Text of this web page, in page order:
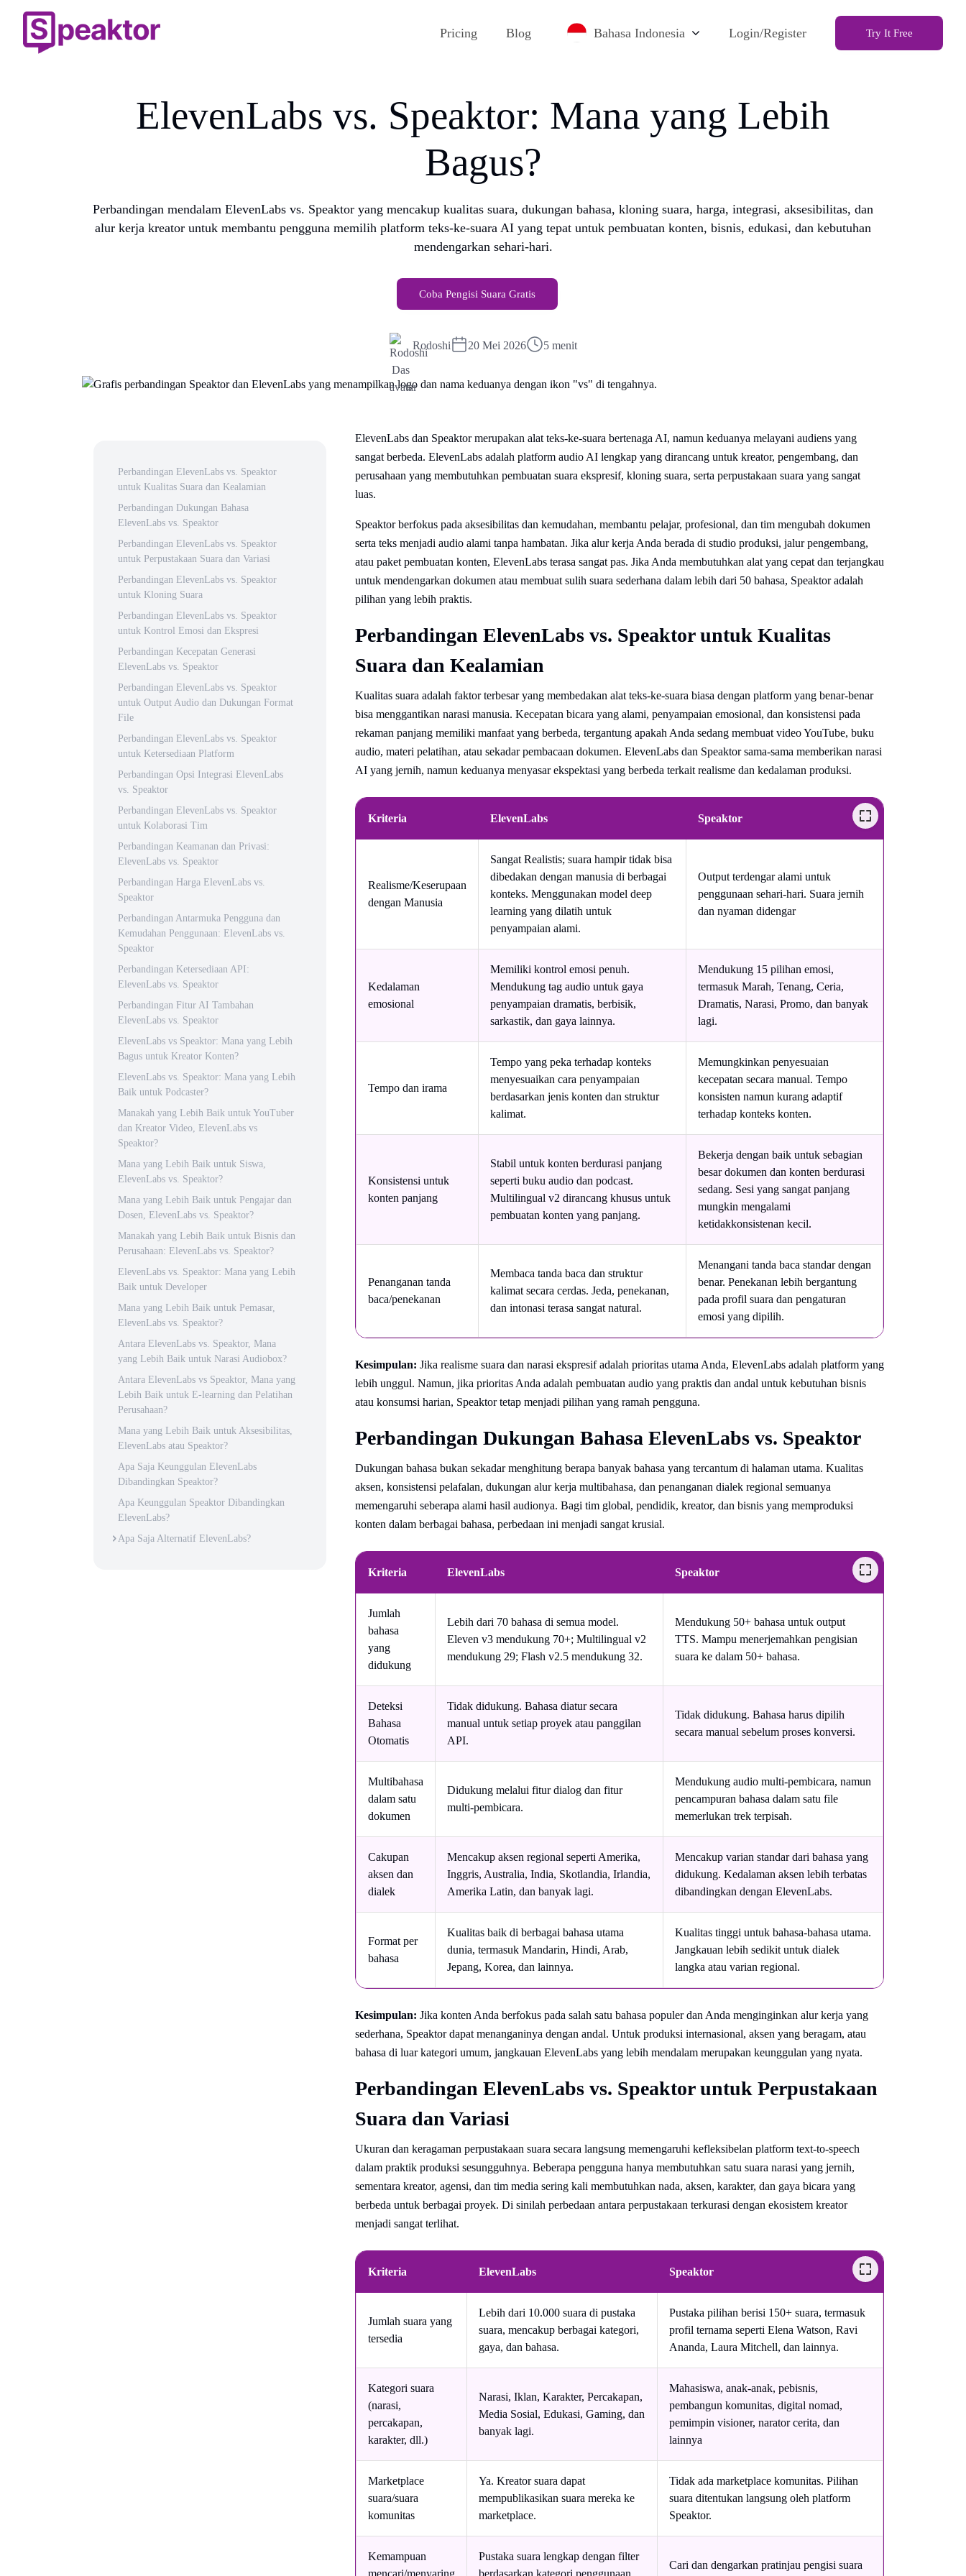
Pricing Blog Bahasa Indonesia Login/Register Try It Free
ElevenLabs vs. Speaktor: Mana yang Lebih
Bagus?
Perbandingan mendalam ElevenLabs vs. Speaktor yang mencakup kualitas suara, dukungan bahasa, kloning suara, harga, integrasi, aksesibilitas, dan
alur kerja kreator untuk membantu pengguna memilih platform teks-ke-suara AI yang tepat untuk pembuatan konten, bisnis, edukasi, dan kebutuhan
mendengarkan sehari-hari.
Coba Pengisi Suara Gratis
Rodoshi 20 Mei 2026 5 menit
Perbandingan ElevenLabs vs. Speaktor
untuk Kualitas Suara dan Kealamian
Perbandingan Dukungan Bahasa
ElevenLabs vs. Speaktor
Perbandingan ElevenLabs vs. Speaktor
untuk Perpustakaan Suara dan Variasi
Perbandingan ElevenLabs vs. Speaktor
untuk Kloning Suara
Perbandingan ElevenLabs vs. Speaktor
untuk Kontrol Emosi dan Ekspresi
Perbandingan Kecepatan Generasi
ElevenLabs vs. Speaktor
Perbandingan ElevenLabs vs. Speaktor
untuk Output Audio dan Dukungan Format
File
Perbandingan ElevenLabs vs. Speaktor
untuk Ketersediaan Platform
Perbandingan Opsi Integrasi ElevenLabs
vs. Speaktor
Perbandingan ElevenLabs vs. Speaktor
untuk Kolaborasi Tim
Perbandingan Keamanan dan Privasi:
ElevenLabs vs. Speaktor
Perbandingan Harga ElevenLabs vs.
Speaktor
Perbandingan Antarmuka Pengguna dan
Kemudahan Penggunaan: ElevenLabs vs.
Speaktor
Perbandingan Ketersediaan API:
ElevenLabs vs. Speaktor
Perbandingan Fitur AI Tambahan
ElevenLabs vs. Speaktor
ElevenLabs vs Speaktor: Mana yang Lebih
Bagus untuk Kreator Konten?
ElevenLabs vs. Speaktor: Mana yang Lebih
Baik untuk Podcaster?
Manakah yang Lebih Baik untuk YouTuber
dan Kreator Video, ElevenLabs vs
Speaktor?
Mana yang Lebih Baik untuk Siswa,
ElevenLabs vs. Speaktor?
Mana yang Lebih Baik untuk Pengajar dan
Dosen, ElevenLabs vs. Speaktor?
Manakah yang Lebih Baik untuk Bisnis dan
Perusahaan: ElevenLabs vs. Speaktor?
ElevenLabs vs. Speaktor: Mana yang Lebih
Baik untuk Developer
Mana yang Lebih Baik untuk Pemasar,
ElevenLabs vs. Speaktor?
Antara ElevenLabs vs. Speaktor, Mana
yang Lebih Baik untuk Narasi Audiobox?
Antara ElevenLabs vs Speaktor, Mana yang
Lebih Baik untuk E-learning dan Pelatihan
Perusahaan?
Mana yang Lebih Baik untuk Aksesibilitas,
ElevenLabs atau Speaktor?
Apa Saja Keunggulan ElevenLabs
Dibandingkan Speaktor?
Apa Keunggulan Speaktor Dibandingkan
ElevenLabs?
Apa Saja Alternatif ElevenLabs?
ElevenLabs dan Speaktor merupakan alat teks-ke-suara bertenaga AI, namun keduanya melayani audiens yang
sangat berbeda. ElevenLabs adalah platform audio AI lengkap yang dirancang untuk kreator, pengembang, dan
perusahaan yang membutuhkan pembuatan suara ekspresif, kloning suara, serta perpustakaan suara yang sangat
luas.
Speaktor berfokus pada aksesibilitas dan kemudahan, membantu pelajar, profesional, dan tim mengubah dokumen
serta teks menjadi audio alami tanpa hambatan. Jika alur kerja Anda berada di studio produksi, jalur pengembang,
atau paket pembuatan konten, ElevenLabs terasa sangat pas. Jika Anda membutuhkan alat yang cepat dan terjangkau
untuk mendengarkan dokumen atau membuat sulih suara sederhana dalam lebih dari 50 bahasa, Speaktor adalah
pilihan yang lebih praktis.
Perbandingan ElevenLabs vs. Speaktor untuk Kualitas
Suara dan Kealamian
Kualitas suara adalah faktor terbesar yang membedakan alat teks-ke-suara biasa dengan platform yang benar-benar
bisa menggantikan narasi manusia. Kecepatan bicara yang alami, penyampaian emosional, dan konsistensi pada
rekaman panjang memiliki manfaat yang berbeda, tergantung apakah Anda sedang membuat video YouTube, buku
audio, materi pelatihan, atau sekadar pembacaan dokumen. ElevenLabs dan Speaktor sama-sama memberikan narasi
AI yang jernih, namun keduanya menyasar ekspektasi yang berbeda terkait realisme dan kedalaman produksi.
Kriteria ElevenLabs Speaktor
Realisme/Keserupaan
dengan Manusia
Sangat Realistis; suara hampir tidak bisa
dibedakan dengan manusia di berbagai
konteks. Menggunakan model deep
learning yang dilatih untuk
penyampaian alami.
Output terdengar alami untuk
penggunaan sehari-hari. Suara jernih
dan nyaman didengar
Kedalaman
emosional
Memiliki kontrol emosi penuh.
Mendukung tag audio untuk gaya
penyampaian dramatis, berbisik,
sarkastik, dan gaya lainnya.
Mendukung 15 pilihan emosi,
termasuk Marah, Tenang, Ceria,
Dramatis, Narasi, Promo, dan banyak
lagi.
Tempo dan irama
Tempo yang peka terhadap konteks
menyesuaikan cara penyampaian
berdasarkan jenis konten dan struktur
kalimat.
Memungkinkan penyesuaian
kecepatan secara manual. Tempo
konsisten namun kurang adaptif
terhadap konteks konten.
Konsistensi untuk
konten panjang
Stabil untuk konten berdurasi panjang
seperti buku audio dan podcast.
Multilingual v2 dirancang khusus untuk
pembuatan konten yang panjang.
Bekerja dengan baik untuk sebagian
besar dokumen dan konten berdurasi
sedang. Sesi yang sangat panjang
mungkin mengalami
ketidakkonsistenan kecil.
Penanganan tanda
baca/penekanan
Membaca tanda baca dan struktur
kalimat secara cerdas. Jeda, penekanan,
dan intonasi terasa sangat natural.
Menangani tanda baca standar dengan
benar. Penekanan lebih bergantung
pada profil suara dan pengaturan
emosi yang dipilih.
Kesimpulan: Jika realisme suara dan narasi ekspresif adalah prioritas utama Anda, ElevenLabs adalah platform yang
lebih unggul. Namun, jika prioritas Anda adalah pembuatan audio yang praktis dan andal untuk kebutuhan bisnis
atau konsumsi harian, Speaktor tetap menjadi pilihan yang ramah pengguna.
Perbandingan Dukungan Bahasa ElevenLabs vs. Speaktor
Dukungan bahasa bukan sekadar menghitung berapa banyak bahasa yang tercantum di halaman utama. Kualitas
aksen, konsistensi pelafalan, dukungan alur kerja multibahasa, dan penanganan dialek regional semuanya
memengaruhi seberapa alami hasil audionya. Bagi tim global, pendidik, kreator, dan bisnis yang memproduksi
konten dalam berbagai bahasa, perbedaan ini menjadi sangat krusial.
Kriteria ElevenLabs Speaktor
Jumlah
bahasa
yang
didukung
Lebih dari 70 bahasa di semua model.
Eleven v3 mendukung 70+; Multilingual v2
mendukung 29; Flash v2.5 mendukung 32.
Mendukung 50+ bahasa untuk output
TTS. Mampu menerjemahkan pengisian
suara ke dalam 50+ bahasa.
Deteksi
Bahasa
Otomatis
Tidak didukung. Bahasa diatur secara
manual untuk setiap proyek atau panggilan
API.
Tidak didukung. Bahasa harus dipilih
secara manual sebelum proses konversi.
Multibahasa
dalam satu
dokumen
Didukung melalui fitur dialog dan fitur
multi-pembicara.
Mendukung audio multi-pembicara, namun
pencampuran bahasa dalam satu file
memerlukan trek terpisah.
Cakupan
aksen dan
dialek
Mencakup aksen regional seperti Amerika,
Inggris, Australia, India, Skotlandia, Irlandia,
Amerika Latin, dan banyak lagi.
Mencakup varian standar dari bahasa yang
didukung. Kedalaman aksen lebih terbatas
dibandingkan dengan ElevenLabs.
Format per
bahasa
Kualitas baik di berbagai bahasa utama
dunia, termasuk Mandarin, Hindi, Arab,
Jepang, Korea, dan lainnya.
Kualitas tinggi untuk bahasa-bahasa utama.
Jangkauan lebih sedikit untuk dialek
langka atau varian regional.
Kesimpulan: Jika konten Anda berfokus pada salah satu bahasa populer dan Anda menginginkan alur kerja yang
sederhana, Speaktor dapat menanganinya dengan andal. Untuk produksi internasional, aksen yang beragam, atau
bahasa di luar kategori umum, jangkauan ElevenLabs yang lebih mendalam merupakan keunggulan yang nyata.
Perbandingan ElevenLabs vs. Speaktor untuk Perpustakaan
Suara dan Variasi
Ukuran dan keragaman perpustakaan suara secara langsung memengaruhi kefleksibelan platform text-to-speech
dalam praktik produksi sesungguhnya. Beberapa pengguna hanya membutuhkan satu suara narasi yang jernih,
sementara kreator, agensi, dan tim media sering kali membutuhkan nada, aksen, karakter, dan gaya bicara yang
berbeda untuk berbagai proyek. Di sinilah perbedaan antara perpustakaan terkurasi dengan ekosistem kreator
menjadi sangat terlihat.
Kriteria ElevenLabs Speaktor
Jumlah suara yang
tersedia
Lebih dari 10.000 suara di pustaka
suara, mencakup berbagai kategori,
gaya, dan bahasa.
Pustaka pilihan berisi 150+ suara, termasuk
profil ternama seperti Elena Watson, Ravi
Ananda, Laura Mitchell, dan lainnya.
Kategori suara
(narasi,
percakapan,
karakter, dll.)
Narasi, Iklan, Karakter, Percakapan,
Media Sosial, Edukasi, Gaming, dan
banyak lagi.
Mahasiswa, anak-anak, pebisnis,
pembangun komunitas, digital nomad,
pemimpin visioner, narator cerita, dan
lainnya
Marketplace
suara/suara
komunitas
Ya. Kreator suara dapat
mempublikasikan suara mereka ke
marketplace.
Tidak ada marketplace komunitas. Pilihan
suara ditentukan langsung oleh platform
Speaktor.
Kemampuan
mencari/menyaring
Pustaka suara lengkap dengan filter
berdasarkan kategori penggunaan,
Cari dan dengarkan pratinjau pengisi suara